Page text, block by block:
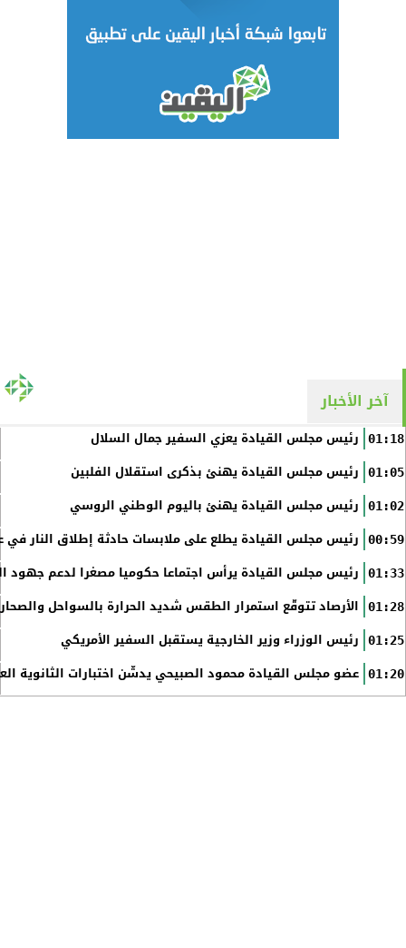
آخر الأخبار
01:18 رئيس مجلس القيادة يعزي السفير جمال السلال
01:05 رئيس مجلس القيادة يهنئ بذكرى استقلال الفلبين
01:02 رئيس مجلس القيادة يهنئ باليوم الوطني الروسي
00:59 رئيس مجلس القيادة يطلع على ملابسات حادثة إطلاق النار في
01:33 رئيس مجلس القيادة يرأس اجتماعا حكوميا مصغرا لدعم جهود
01:28 الأرصاد تتوقّع استمرار الطقس شديد الحرارة بالسواحل
01:25 رئيس الوزراء وزير الخارجية يستقبل السفير الأمريكي
01:20 عضو مجلس القيادة محمود الصبيحي يدشّن اختبارات الثانوية